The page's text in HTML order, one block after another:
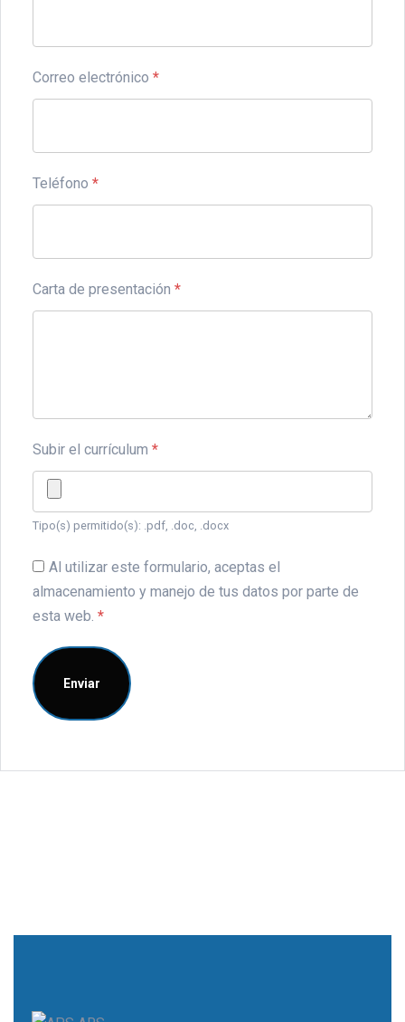
Correo electrónico *
Teléfono *
Carta de presentación *
Subir el currículum *
Tipo(s) permitido(s): .pdf, .doc, .docx
Al utilizar este formulario, aceptas el
almacenamiento y manejo de tus datos por parte de
esta web. *